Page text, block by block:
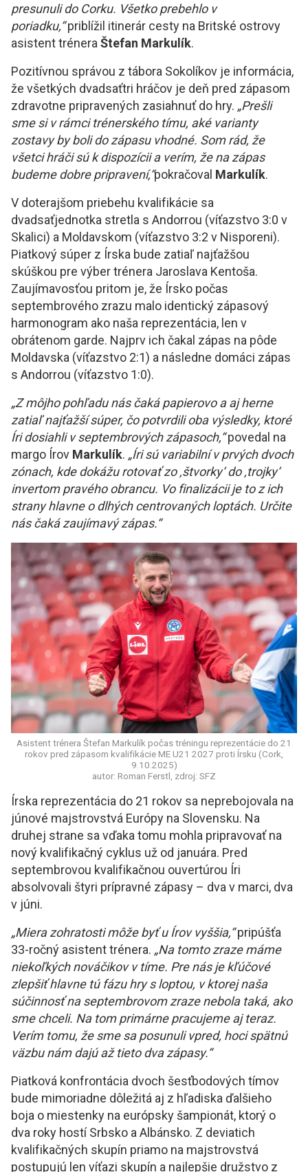
presunuli do Corku. Všetko prebehlo v
poriadku,“priblížil itinerár cesty na Britské ostrovy
asistent trénera Štefan Markulík.
Pozitívnou správou z tábora Sokolíkov je informácia,
že všetkých dvadsaťtri hráčov je deň pred zápasom
zdravotne pripravených zasiahnuť do hry. „Prešli
sme si v rámci trénerského tímu, aké varianty
zostavy by boli do zápasu vhodné. Som rád, že
všetci hráči sú k dispozícii a verím, že na zápas
budeme dobre pripravení,“pokračoval Markulík.
V doterajšom priebehu kvalifikácie sa
dvadsaťjednotka stretla s Andorrou (víťazstvo 3:0 v
Skalici) a Moldavskom (víťazstvo 3:2 v Nisporeni).
Piatkový súper z Írska bude zatiaľ najťažšou
skúškou pre výber trénera Jaroslava Kentoša.
Zaujímavosťou pritom je, že Írsko počas
septembrového zrazu malo identický zápasový
harmonogram ako naša reprezentácia, len v
obrátenom garde. Najprv ich čakal zápas na pôde
Moldavska (víťazstvo 2:1) a následne domáci zápas
s Andorrou (víťazstvo 1:0).
„Z môjho pohľadu nás čaká papierovo a aj herne
zatiaľ najťažší súper, čo potvrdili oba výsledky, ktoré
Íri dosiahli v septembrových zápasoch,“povedal na
margo Írov Markulík. „Íri sú variabilní v prvých dvoch
zónach, kde dokážu rotovať zo ‚štvorky‘ do ‚trojky‘
invertom pravého obrancu. Vo finalizácii je to z ich
strany hlavne o dlhých centrovaných loptách. Určite
nás čaká zaujímavý zápas.“
Asistent trénera Štefan Markulík počas tréningu reprezentácie do 21
rokov pred zápasom kvalifikácie ME U21 2027 proti Írsku (Cork,
9.10.2025)
autor: Roman Ferstl, zdroj: SFZ
Írska reprezentácia do 21 rokov sa neprebojovala na
júnové majstrovstvá Európy na Slovensku. Na
druhej strane sa vďaka tomu mohla pripravovať na
nový kvalifikačný cyklus už od januára. Pred
septembrovou kvalifikačnou ouvertúrou Íri
absolvovali štyri prípravné zápasy – dva v marci, dva
v júni.
„Miera zohratosti môže byť u Írov vyššia,“pripúšťa
33-ročný asistent trénera. „Na tomto zraze máme
niekoľkých nováčikov v tíme. Pre nás je kľúčové
zlepšiť hlavne tú fázu hry s loptou, v ktorej naša
súčinnosť na septembrovom zraze nebola taká, ako
sme chceli. Na tom primárne pracujeme aj teraz.
Verím tomu, že sme sa posunuli vpred, hoci spätnú
väzbu nám dajú až tieto dva zápasy.“
Piatková konfrontácia dvoch šesťbodových tímov
bude mimoriadne dôležitá aj z hľadiska ďalšieho
boja o miestenky na európsky šampionát, ktorý o
dva roky hostí Srbsko a Albánsko. Z deviatich
kvalifikačných skupín priamo na majstrovstvá
postupujú len víťazi skupín a najlepšie družstvo z